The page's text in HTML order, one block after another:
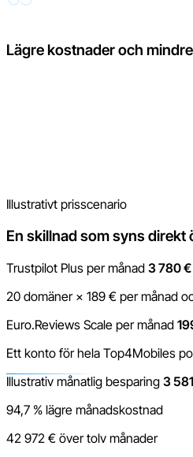
Lägre kostnader och
Illustrativt prisscenario
En skillnad som syns direkt
Trustpilot Plus per månad 3 780 €
20 domäner × 189 € per månad
Euro.Reviews Scale per månad
Ett konto för hela Top4Mobiles
Illustrativ månatlig besparing 3
94,7 % lägre månadskostnad
42 972 € över tolv månader